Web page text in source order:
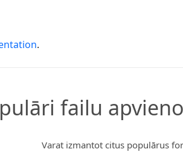
.
failu
Varat izmantot citus populārus